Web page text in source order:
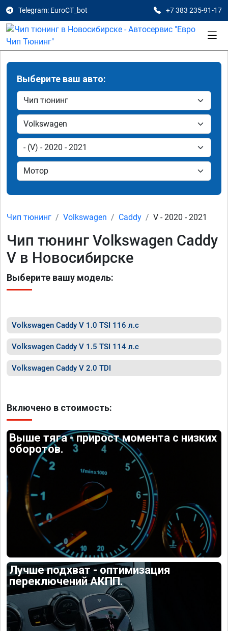
Telegram: EuroCT_bot +7 383 235-91-17
Выберите ваш авто:
Чип тюнинг Volkswagen Caddy V - 2020 - 2021
Чип тюнинг Volkswagen Caddy
V в Новосибирске
Выберите вашу модель:
Volkswagen Caddy V 1.0 TSI 116 л.с
Volkswagen Caddy V 1.5 TSI 114 л.с
Volkswagen Caddy V 2.0 TDI
Включено в стоимость:
Выше тяга - прирост момента с низких
оборотов.
Лучше подхват - оптимизация
переключений АКПП.